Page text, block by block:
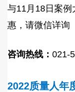
与11月18日案
惠，请微信详询
咨询热线： 021-
2022质量人年